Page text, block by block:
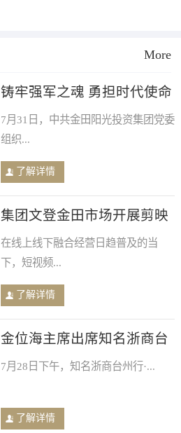
More
铸牢强军之魂 勇担时代使命
| 中共金田阳光投资集团党委
召开庆祝建军99周年专题学
7月31日，中共金田阳光投资集团党委
组织...
了解详情
集团文登金田市场开展剪映
工具实操公益培训
在线上线下融合经营日趋普及的当
下，短视频...
了解详情
金位海主席出席知名浙商台
州行·助力台州高质量发展座
7月28日下午，知名浙商台州行·...
了解详情